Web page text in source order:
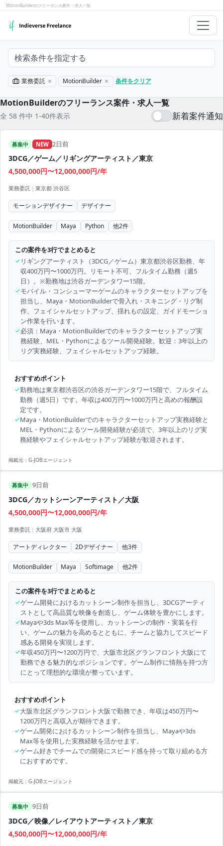
MotionBuilderのフリーランス案件・求人一覧
検索条件を指定する
業務委託 MotionBuilder 条件をクリア
MotionBuilderのフリーランス案件・求人一覧
全 58 件中 1-40件表示 新着案件通知
募集中 NEW 2日前
3DCG／ゲーム／リギングアーティスト／東京
4,500,000円〜12,000,000円/年
業務委託 | 東京都 渋谷区
モーションデザイナー デザイナー
MotionBuilder Maya Python 他2件
この案件を3行でまとめると
✓ リギングアーティスト（3DCG／ゲーム）東京都渋谷区勤務、年
収400万円〜1000万円。リモート不可、フルタイム勤務（週5
日）。※勤務地は渋谷ガーデンタワー15階。
✓モバイル・コンシューマーゲームのキャラクターセットアップを
担当し、Maya・MotionBuilderで骨入れ・スキニング・リグ制
作、フェイシャルセットアップ、揺れもの設定、ガイドモーショ
ン作業を行います。
✓必須：Maya・MotionBuilderでのキャラクターセットアップ実
務経験、MEL・Pythonによるツール開発経験。歓迎：3年以上の
リグ実務経験、フェイシャルセットアップ経験。
おすすめポイント
✓勤務地は東京都渋谷区の渋谷ガーデンタワー15階で、フルタイム
勤務（週5日）です。年収は400万円〜1000万円と高めの報酬設
定です。
✓Maya・MotionBuilderでのキャラクターセットアップ実務経験と
MEL・Pythonによるツール開発経験が必須で、3年以上のリグ実
務経験やフェイシャルセットアップ経験が歓迎されます。
掲載元： G-JOBエージェント
募集中 9日前
3DCG／カットシーンアーティスト／大阪
4,500,000円〜12,000,000円/年
業務委託 | 大阪府 大阪市 大阪
アートディレクター 2Dデザイナー 他3件
MotionBuilder Maya Softimage 他2件
この案件を3行でまとめると
✓ゲーム開発におけるカットシーン制作を担当し、3DCGアーティ
ストとして高品質な映像を創造し、ゲーム体験を豊かにします。
✓Mayaや3ds Max等を使用し、カットシーンの制作・実装を行
い、ゲームの魅力を高めるとともに、チームと協力してスピード
感ある開発を実現します。
✓年収450万円〜1200万円で、大阪市北区グランフロント大阪にて
勤務できる魅力的なポジションです。ゲーム制作に情熱を持つ方
にとって理想的な環境が整っています。
おすすめポイント
✓大阪市北区グランフロント大阪で勤務でき、年収は450万円〜
1200万円と高収入が期待できます。
✓ゲーム開発におけるカットシーン制作を担当し、Mayaや3ds
Max等を使用した実務経験を活かせます。
✓ゲーム好きでチームでの開発にスピード感を持って取り組める方
におすすめです。
掲載元： G-JOBエージェント
募集中 9日前
3DCG／映像／レイアウトアーティスト／東京
4,500,000円〜12,000,000円/年